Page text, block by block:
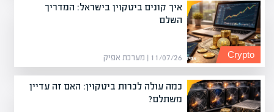
איך קונים ביטקוין בישראל: המדריך
השלם
11/07/26 | מערכת אפיק Crypto
כמה עולה לכרות ביטקוין: האם זה עדיין
משתלם?